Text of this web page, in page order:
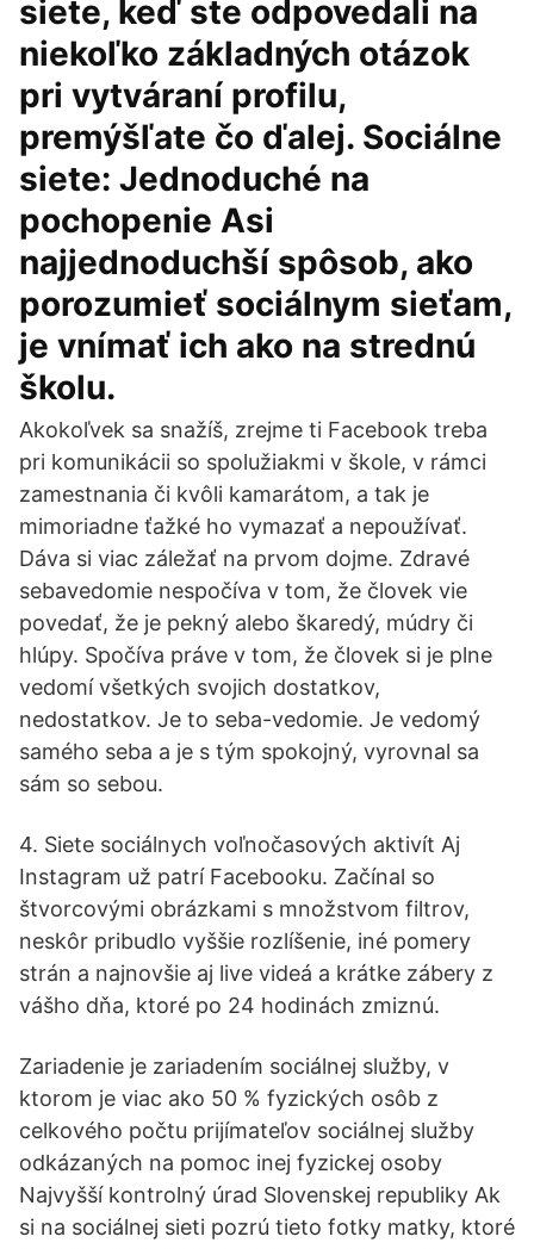
siete, keď ste odpovedali na
niekoľko základných otázok
pri vytváraní profilu,
premýšľate čo ďalej. Sociálne
siete: Jednoduché na
pochopenie Asi
najjednoduchší spôsob, ako
porozumieť sociálnym sieťam,
je vnímať ich ako na strednú
školu.
Akokoľvek sa snažíš, zrejme ti Facebook treba
pri komunikácii so spolužiakmi v škole, v rámci
zamestnania či kvôli kamarátom, a tak je
mimoriadne ťažké ho vymazať a nepoužívať.
Dáva si viac záležať na prvom dojme. Zdravé
sebavedomie nespočíva v tom, že človek vie
povedať, že je pekný alebo škaredý, múdry či
hlúpy. Spočíva práve v tom, že človek si je plne
vedomí všetkých svojich dostatkov,
nedostatkov. Je to seba-vedomie. Je vedomý
samého seba a je s tým spokojný, vyrovnal sa
sám so sebou.
4. Siete sociálnych voľnočasových aktivít Aj
Instagram už patrí Facebooku. Začínal so
štvorcovými obrázkami s množstvom filtrov,
neskôr pribudlo vyššie rozlíšenie, iné pomery
strán a najnovšie aj live videá a krátke zábery z
vášho dňa, ktoré po 24 hodinách zmiznú.
Zariadenie je zariadením sociálnej služby, v
ktorom je viac ako 50 % fyzických osôb z
celkového počtu prijímateľov sociálnej služby
odkázaných na pomoc inej fyzickej osoby
Najvyšší kontrolný úrad Slovenskej republiky Ak
si na sociálnej sieti pozrú tieto fotky matky, ktoré